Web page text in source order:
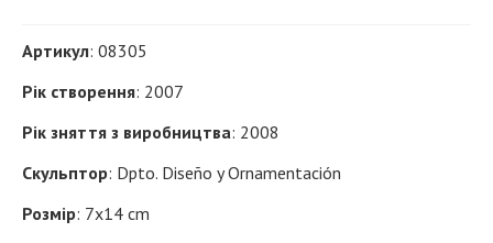
Артикул: 08305
Рік створення: 2007
Рік зняття з виробництва: 2008
Скульптор: Dpto. Diseño y Ornamentación
Розмір: 7x14 cm